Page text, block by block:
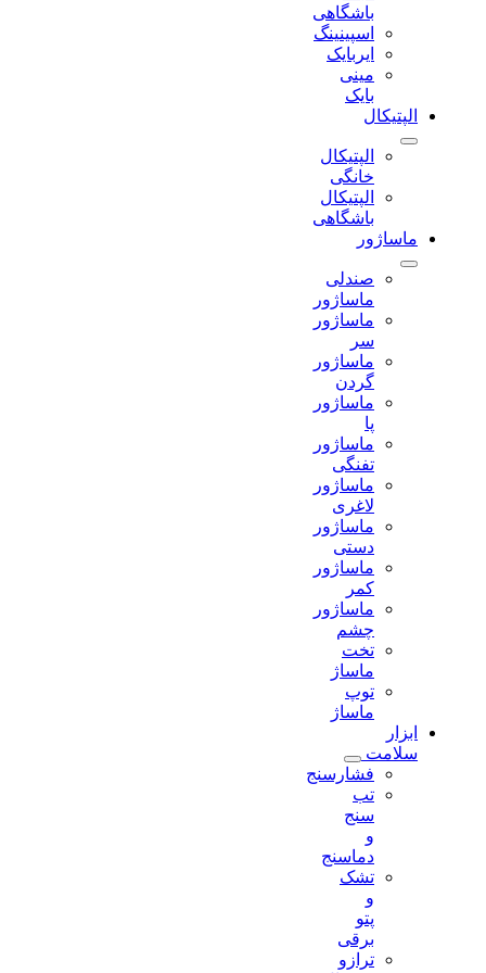
باشگاهی
اسپینینگ
ایربایک
مینی
الپتیکال
الپتیکال
خانگی
الپتیکال
باشگاهی
ماساژور
صندلی
ماساژور
ماساژور
ماساژور
ماساژور
ماساژور
تفنگی
ماساژور
لاغری
ماساژور
دستی
ماساژور
ماساژور
تخت
ماساژ
توپ
ماساژ
ابزار
سلامت
فشارسنج
دماسنج
تشک
ترازو